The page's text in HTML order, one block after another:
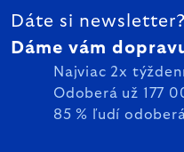
Dáte si newsletter?
Dáme vám
Najviac 2x
Odoberá už 177
85 % ľudí